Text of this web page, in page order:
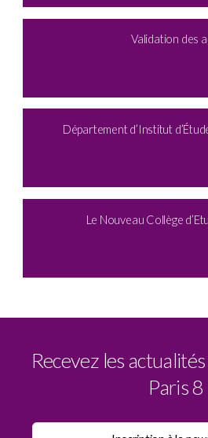
Validation des
Département d’Institut
Le Nouveau Collège
Recevez les
Paris 8